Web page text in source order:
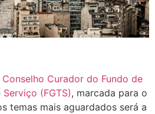
Conselho Curador do Fundo de
(FGTS), marcada para o
temas mais aguardados será a